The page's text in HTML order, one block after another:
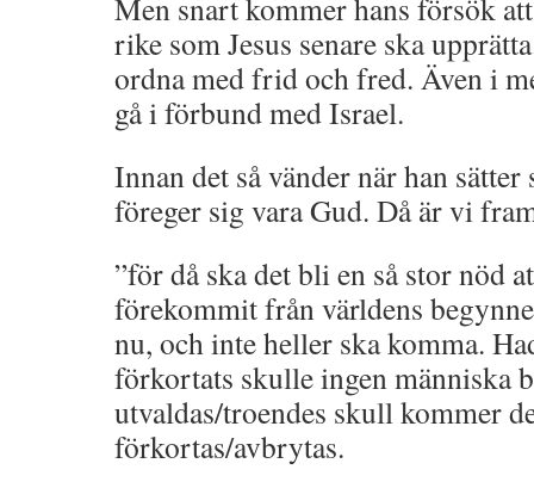
Men snart kommer hans försök
rike som Jesus senare ska
ordna med frid och fred. Även i
gå i förbund med Israel.
Innan det så vänder när han
föreger sig vara Gud. Då är vi
”för då ska det bli en så stor nöd
förekommit från världens
nu, och inte heller ska komma.
förkortats skulle ingen människa
utvaldas/troendes skull kommer
förkortas/avbrytas.